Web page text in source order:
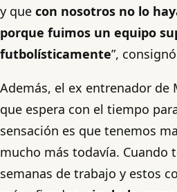
y que con nosotros no lo
porque fuimos un equipo
futbolísticamente”,
Además, el ex entrenador de
que espera con el tiempo
sensación es que tenemos
mucho más todavía. Cuando
semanas de trabajo y estos